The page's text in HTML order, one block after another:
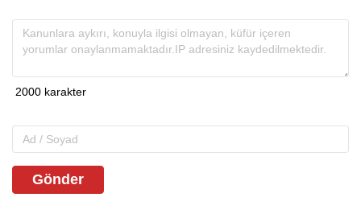
Gönder